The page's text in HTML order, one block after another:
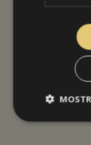
São duas
piscina (ainda)
podemos
basta que